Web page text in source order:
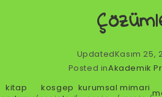
UpdatedKasım 25,
Posted inAkademik
kitap
, kosgep ,kurumsal,mimari,